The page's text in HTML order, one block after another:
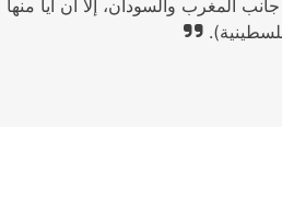
المغرب والسودان، إلا أن أياً